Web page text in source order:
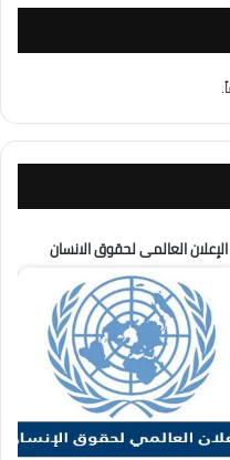
الإعلان العالمى لحقوق الانسان